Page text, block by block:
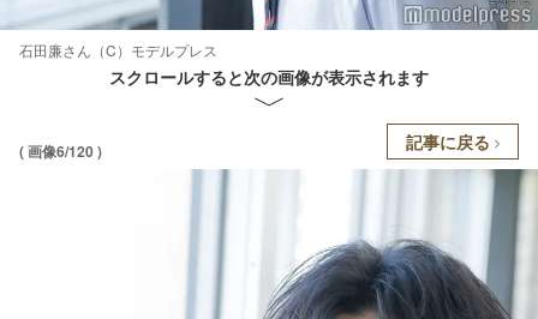
石田廉さん（C）モデルプレス
スクロールすると次の画像が表示されます
( 画像6/120 ) 記事に戻る